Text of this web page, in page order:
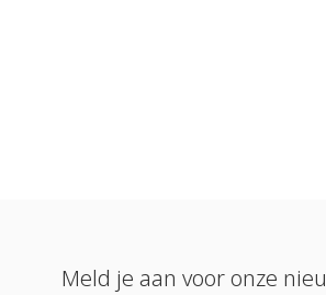
Meld je aan voor onze